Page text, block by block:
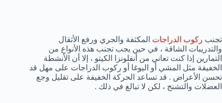
تجنب ركوب الدراجات المكثفة والجري ورفع الأثقال
والتدريبات الشاقة ، في حين يجب تجنب هذه الأنواع من
التمارين إذا كنت تعاني من أنفلونزا الكيتو ، إلا أن الأنشطة
الخفيفة مثل المشي أو اليوغا أو ركوب الدراجات على مهل قد
تحسن الأعراض . قد تساعد الحركة الخفيفة على تقليل وجع
العضلات والتشنج ، لكن لا تبالغ في ذلك .